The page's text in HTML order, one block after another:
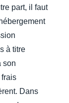
part, il faut
à titre
son
Dans